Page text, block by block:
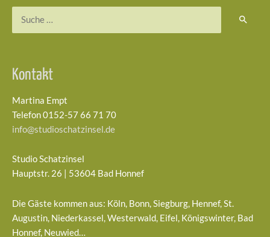
Kontakt
Martina Empt
Telefon 0152-57 66 71 70
info@studioschatzinsel.de
Studio Schatzinsel
Hauptstr. 26 | 53604 Bad Honnef
Die Gäste kommen aus: Köln, Bonn, Siegburg, Hennef, St.
Augustin, Niederkassel, Westerwald, Eifel, Königswinter, Bad
Honnef, Neuwied…